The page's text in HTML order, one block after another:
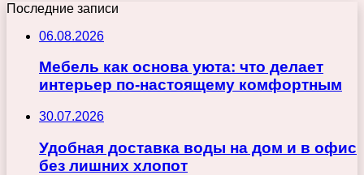
Последние записи
06.08.2026
Мебель как основа уюта: что делает
интерьер по-настоящему комфортным
30.07.2026
Удобная доставка воды на дом и в офис
без лишних хлопот